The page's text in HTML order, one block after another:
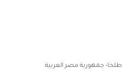
جمهورية مصر العربية